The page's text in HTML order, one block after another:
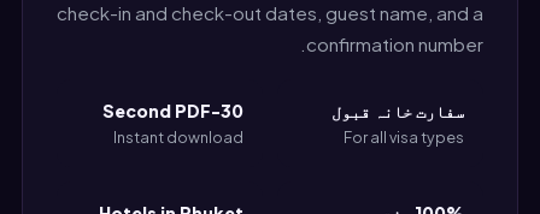
check-in and check-out dates, guest name, and a
confirmation number.
سفارت خانہ قبول
For all visa types
30-Second PDF
Instant download